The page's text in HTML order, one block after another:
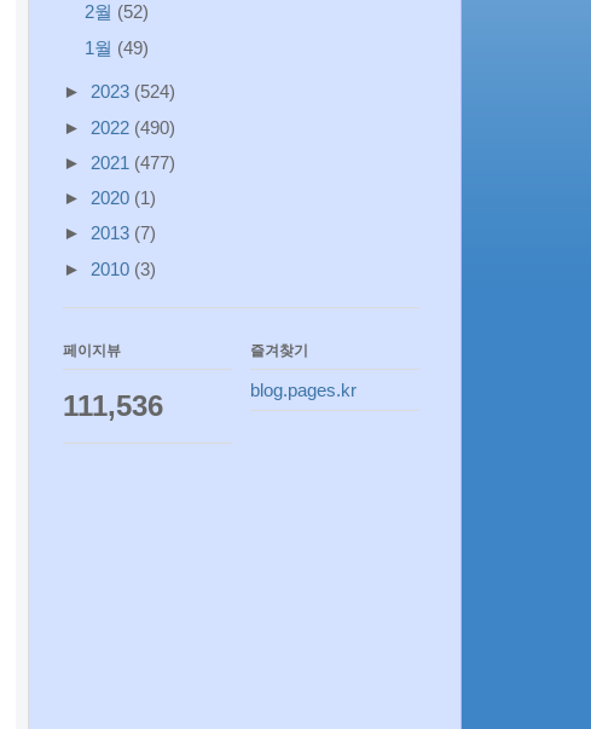
2월 (52)
1월 (49)
► 2023 (524)
► 2022 (490)
► 2021 (477)
► 2020 (1)
► 2013 (7)
► 2010 (3)
페이지뷰
111,536
즐겨찾기
blog.pages.kr